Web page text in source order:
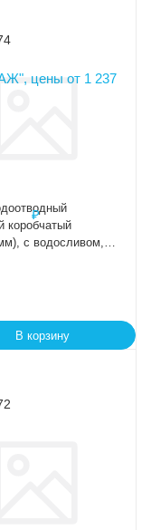
коробчатый
с водосливом,
-
В корзину